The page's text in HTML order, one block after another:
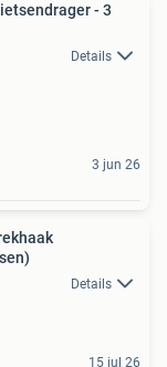
- 3
Details
3 jun 26
Details
15 jul 26